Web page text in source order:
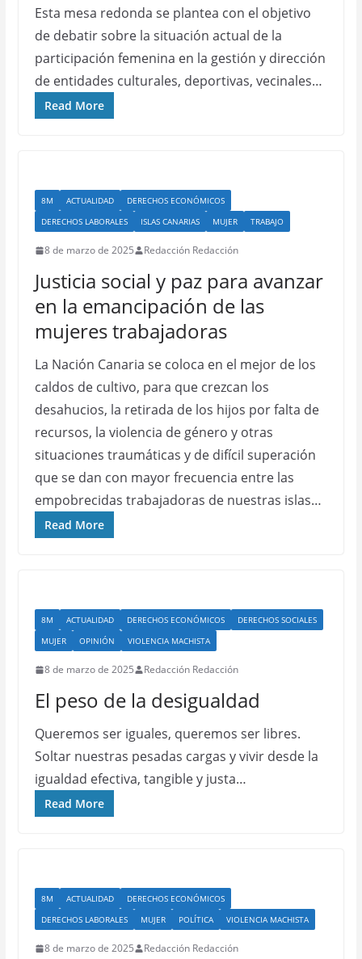
Esta mesa redonda se plantea con el objetivo
de debatir sobre la situación actual de la
participación femenina en la gestión y dirección
de entidades culturales, deportivas, vecinales…
Read More
8M ACTUALIDAD
DERECHOS ECONÓMICOS
DERECHOS LABORALES
ISLAS CANARIAS MUJER TRABAJO
8 de marzo de 2025 Redacción Redacción
Justicia social y paz para avanzar
en la emancipación de las
mujeres trabajadoras
La Nación Canaria se coloca en el mejor de los
caldos de cultivo, para que crezcan los
desahucios, la retirada de los hijos por falta de
recursos, la violencia de género y otras
situaciones traumáticas y de difícil superación
que se dan con mayor frecuencia entre las
empobrecidas trabajadoras de nuestras islas…
Read More
8M ACTUALIDAD DERECHOS ECONÓMICOS
DERECHOS SOCIALES
MUJER
OPINIÓN VIOLENCIA MACHISTA
8 de marzo de 2025 Redacción Redacción
El peso de la desigualdad
Queremos ser iguales, queremos ser libres.
Soltar nuestras pesadas cargas y vivir desde la
igualdad efectiva, tangible y justa…
Read More
8M ACTUALIDAD
DERECHOS ECONÓMICOS
DERECHOS LABORALES
MUJER POLÍTICA VIOLENCIA MACHISTA
8 de marzo de 2025 Redacción Redacción